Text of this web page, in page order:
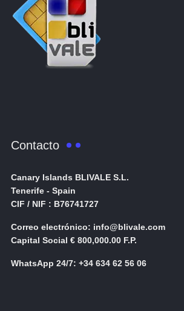
Contacto
Canary Islands BLIVALE S.L.
Tenerife - Spain
CIF / NIF : B76741727
Correo electrónico: info@blivale.com
Capital Social € 800,000.00 F.P.
WhatsApp 24/7: +34 634 62 56 06